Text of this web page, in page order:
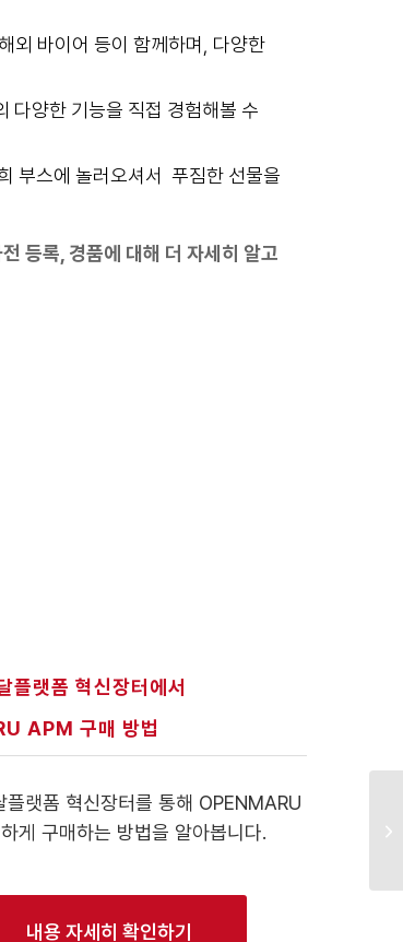
외 바이어 등이 함께하며, 다양한
양한 기능을 직접 경험해볼 수
부스에 놀러오셔서 푸짐한 선물을
등록, 경품에 대해 더 자세히 알고
플랫폼 혁신장터에서
APM 구매 방법
플랫폼 혁신장터를 통해 OPENMARU
게 구매하는 방법을 알아봅니다.
내용 자세히 확인하기